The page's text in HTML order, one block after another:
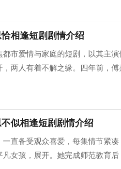
相逢短剧剧情介绍
都市爱情与家庭的短剧，以其主
两人有着不解之缘。四年前，
似相逢短剧剧情介绍
直备受观众喜爱，每集情节紧
女孩，展开。她完成师范教育